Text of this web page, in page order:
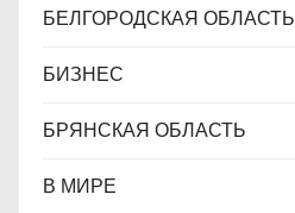
БЕЛГОРОДСКАЯ ОБЛАСТЬ
БИЗНЕС
БРЯНСКАЯ ОБЛАСТЬ
В МИРЕ